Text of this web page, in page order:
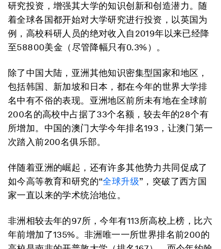
研究投资，增强其大学的知识创新和创造潜力。随
着全球各国都开始对大学研究进行投资，以英国为
例，高校科研人员的绝对收入自2019年以来已经降
至58800美金（尽管降幅只有0.3%）。
除了中国大陆，亚洲其他知识密集型国家和地区，
包括韩国、新加坡和日本，都在今年的世界大学排
名中有不俗的表现。亚洲地区前所未有地在全球前
200名的高校中占据了33个名额，较去年的28个有
所增加。中国的澳门大学今年排名193，让澳门第一
次踏入前200名俱乐部。
伴随着亚洲的崛起，还有许多其他势力共同促成了
如今高等教育和研究的“全球升级”，突破了西方国
家一直以来的学术统治地位。
非洲相较去年的97所，今年有113所高校上榜，比六
年前增加了135%。非洲唯一一所世界排名前200的